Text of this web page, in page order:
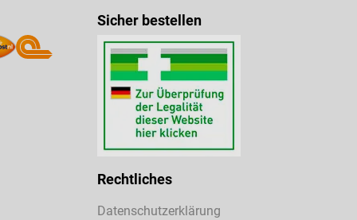
Sicher bestellen
Rechtliches
Datenschutzerklärung